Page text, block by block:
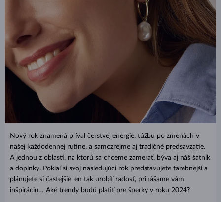
Nový rok znamená príval čerstvej energie, túžbu po zmenách v
našej každodennej rutine, a samozrejme aj tradičné predsavzatie.
A jednou z oblastí, na ktorú sa chceme zamerať, býva aj náš šatník
a doplnky. Pokiaľ si svoj nasledujúci rok predstavujete farebnejší a
plánujete si častejšie len tak urobiť radosť, prinášame vám
inšpiráciu… Aké trendy budú platiť pre šperky v roku 2024?